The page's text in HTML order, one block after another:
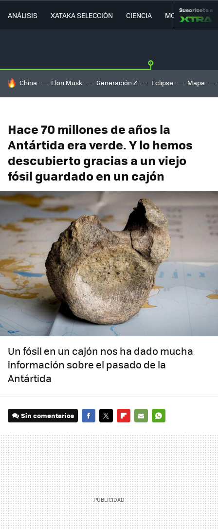
ANÁLISIS XATAKA SELECCIÓN CIENCIA MOVILIDAD
Suscríbete a
HOY SE HABLA DE
China Elon Musk Generación Z Eclipse Mapa
Hace 70 millones de años la
Antártida era verde. Y lo hemos
descubierto gracias a un viejo
fósil guardado en un cajón
Un fósil en un cajón nos ha dado mucha
información sobre el pasado de la
Antártida
Sin comentarios
MAIL